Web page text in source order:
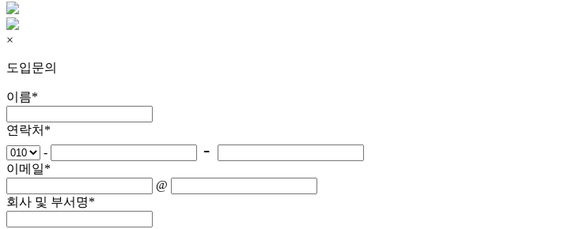
×
도입문의
이름*
연락처 *
-
-
이메일*
@
회사 및 부서명*